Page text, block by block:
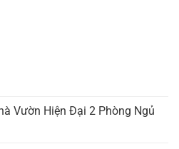
Vườn Hiện Đại 2 Phòng Ngủ